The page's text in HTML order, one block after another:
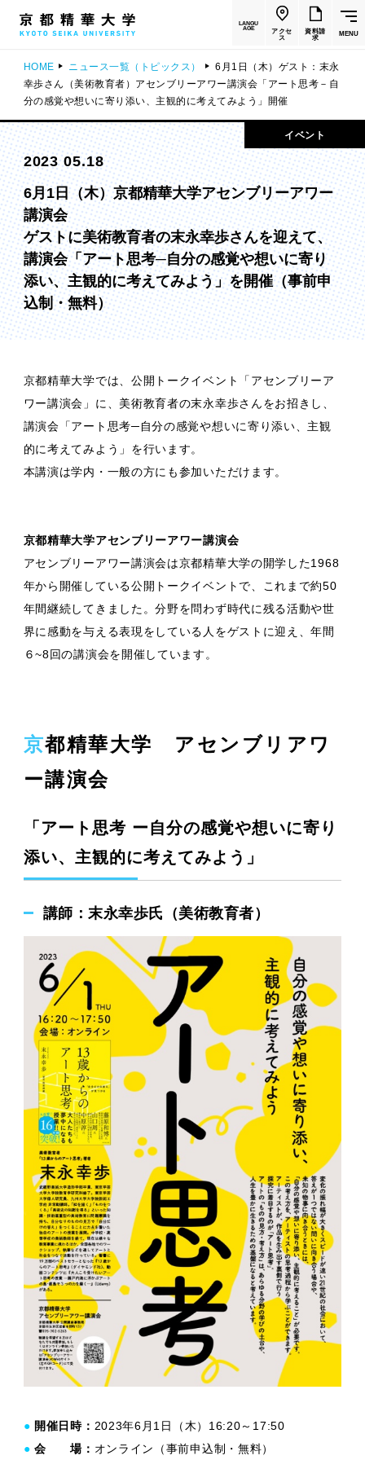
LANGU
AGE
アクセ
ス
資料請
求
MENU
HOME ニュース一覧（トピックス）
6月1日（木）ゲスト：末永
幸歩さん（美術教育者）アセンブリーアワー講演会「アート思考－自
分の感覚や想いに寄り添い、主観的に考えてみよう」開催
イベント
2023 05.18
6月1日（木）京都精華大学アセンブリーアワー
講演会
ゲストに美術教育者の末永幸歩さんを迎えて、
講演会「アート思考─自分の感覚や想いに寄り
添い、主観的に考えてみよう」を開催（事前申
込制・無料）
京都精華大学では、公開トークイベント「アセンブリーア
ワー講演会」に、美術教育者の末永幸歩さんをお招きし、
講演会「アート思考─自分の感覚や想いに寄り添い、主観
的に考えてみよう」を行います。
本講演は学内・一般の方にも参加いただけます。
京都精華大学アセンブリーアワー講演会
アセンブリーアワー講演会は京都精華大学の開学した1968
年から開催している公開トークイベントで、これまで約50
年間継続してきました。分野を問わず時代に残る活動や世
界に感動を与える表現をしている人をゲストに迎え、年間
６~8回の講演会を開催しています。
京都精華大学 アセンブリアワ
ー講演会
「アート思考 ー自分の感覚や想いに寄り
添い、主観的に考えてみよう」
講師：末永幸歩氏（美術教育者）
● 開催日時： 2023年6月1日（木）16:20～17:50
● 会 場： オンライン（事前申込制・無料）